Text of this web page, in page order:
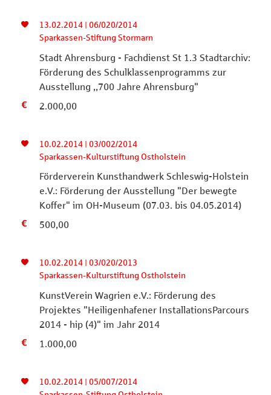
13.02.2014 | 06/020/2014
Sparkassen-Stiftung Stormarn
Stadt Ahrensburg - Fachdienst St 1.3 Stadtarchiv:
Förderung des Schulklassenprogramms zur
Ausstellung ,,700 Jahre Ahrensburg"
2.000,00
10.02.2014 | 03/002/2014
Sparkassen-Kulturstiftung Ostholstein
Förderverein Kunsthandwerk Schleswig-Holstein
e.V.: Förderung der Ausstellung "Der bewegte
Koffer" im OH-Museum (07.03. bis 04.05.2014)
500,00
10.02.2014 | 03/020/2013
Sparkassen-Kulturstiftung Ostholstein
KunstVerein Wagrien e.V.: Förderung des
Projektes "Heiligenhafener InstallationsParcours
2014 - hip (4)" im Jahr 2014
1.000,00
10.02.2014 | 05/007/2014